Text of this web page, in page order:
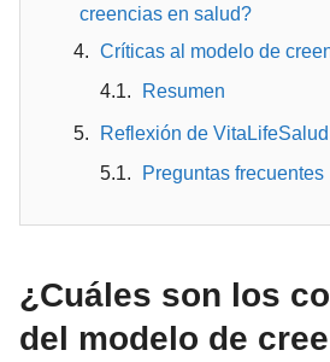
creencias en salud?
Críticas al modelo de
Resumen
Reflexión de VitaLifeSalud
Preguntas frecuentes
¿Cuáles son los
del modelo de